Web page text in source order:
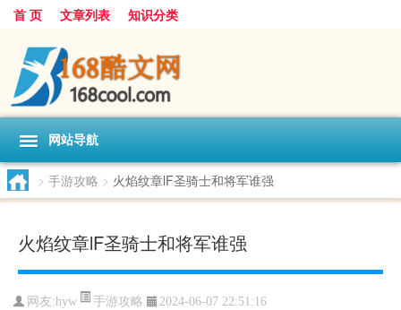
首 页 文章列表 知识分类
网站导航
> 手游攻略 > 火焰纹章lF圣骑士和将军谁强
火焰纹章lF圣骑士和将军谁强
网友:hyw 手游攻略 2024-06-07 22:51:16